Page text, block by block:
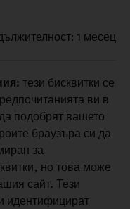
1 месец
тези бисквитки се
ви в
подобрят вашето
браузъра си да
за
но това може
сайт. Тези
идентифицират